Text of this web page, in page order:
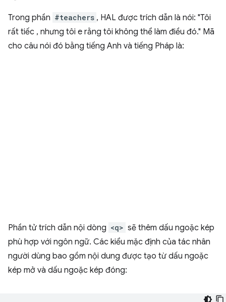
Trong phần #teachers , HAL được trích dẫn là nói: "Tôi
rất tiếc , nhưng tôi e rằng tôi không thể làm điều đó." Mã
cho câu nói đó bằng tiếng Anh và tiếng Pháp là:
Phần tử trích dẫn nội dòng <q> sẽ thêm dấu ngoặc kép
phù hợp với ngôn ngữ. Các kiểu mặc định của tác nhân
người dùng bao gồm nội dung được tạo từ dấu ngoặc
kép mở và dấu ngoặc kép đóng: